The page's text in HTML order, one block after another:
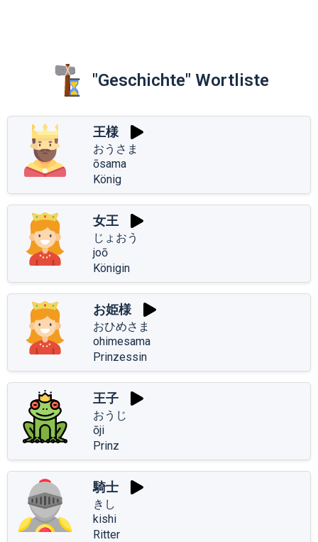
"Geschichte" Wortliste
王様
おうさま
ōsama
König
女王
じょおう
joō
Königin
お姫様
おひめさま
ohimesama
Prinzessin
王子
おうじ
ōji
Prinz
騎士
きし
kishi
Ritter